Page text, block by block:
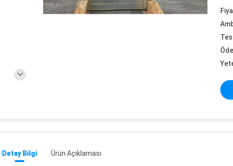
Detay Bilgi Ürün Açıklaması